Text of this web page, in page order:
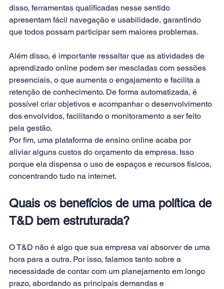
disso, ferramentas qualificadas nesse sentido
apresentam fácil navegação e usabilidade, garantindo
que todos possam participar sem maiores problemas.
Além disso, é importante ressaltar que as atividades de
aprendizado online podem ser mescladas com sessões
presenciais, o que aumenta o engajamento e facilita a
retenção de conhecimento. De forma automatizada, é
possível criar objetivos e acompanhar o desenvolvimento
dos envolvidos, facilitando o monitoramento a ser feito
pela gestão.
Por fim, uma plataforma de ensino online acaba por
aliviar alguns custos do orçamento da empresa. Isso
porque ela dispensa o uso de espaços e recursos físicos,
concentrando tudo na internet.
Quais os benefícios de uma política de
T&D bem estruturada?
O T&D não é algo que sua empresa vai absorver de uma
hora para a outra. Por isso, falamos tanto sobre a
necessidade de contar com um planejamento em longo
prazo, abordando as principais demandas e